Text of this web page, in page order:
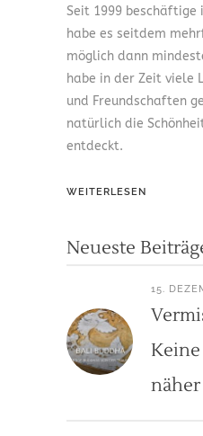
Seit 1999
habe es seitdem
möglich dann
habe in der Zeit viele
und Freundschaften
natürlich die
entdeckt.
WEITERLESEN
Neueste
15.